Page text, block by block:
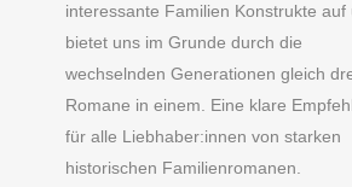
interessante Familien Konstrukte auf
bietet uns im Grunde durch die
wechselnden Generationen gleich
Romane in einem. Eine klare
für alle Liebhaber:innen von starken
historischen Familienromanen.